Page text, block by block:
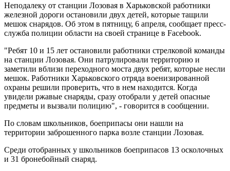
Неподалеку от станции Лозовая в Харьковской работники
железной дороги остановили двух детей, которые тащили
мешок снарядов. Об этом в пятницу, 6 апреля, сообщает пресс-
служба полиции области на своей странице в Facebook.
"Ребят 10 и 15 лет остановили работники стрелковой команды
на станции Лозовая. Они патрулировали территорию и
заметили вблизи переходного моста двух ребят, которые несли
мешок. Работники Харьковского отряда военизированной
охраны решили проверить, что в нем находится. Когда
увидели ржавые снаряды, сразу отобрали у детей опасные
предметы и вызвали полицию", - говорится в сообщении.
По словам школьников, боеприпасы они нашли на
территории заброшенного парка возле станции Лозовая.
Среди отобранных у школьников боеприпасов 13 осколочных
и 31 бронебойный снаряд.